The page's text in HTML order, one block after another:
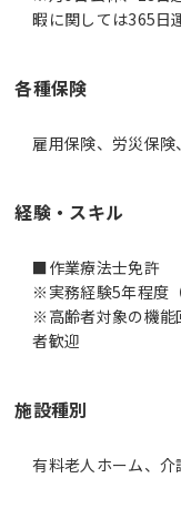
暇に関しては365日
各種保険
雇用保険、労災保
経験・スキル
■作業療法士免許
※実務経験5年程度
※高齢者対象の機能
者歓迎
施設種別
有料老人ホーム、介